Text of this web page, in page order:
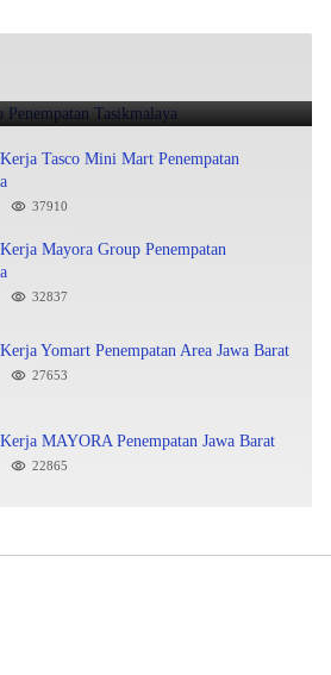
Lazatto Penempatan Tasikmalaya
Tasco Mini Mart Penempatan
37910
Mayora Group Penempatan
32837
Yomart Penempatan Area Jawa Barat
27653
MAYORA Penempatan Jawa Barat
22865